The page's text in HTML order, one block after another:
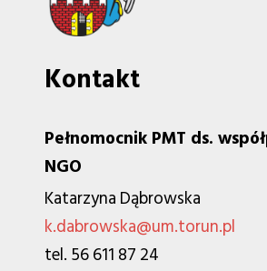
Kontakt
Pełnomocnik PMT ds.
NGO
Katarzyna Dąbrowska
k.dabrowska@um.torun.pl
tel. 56 611 87 24